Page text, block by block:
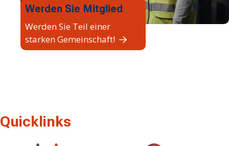
Werden Sie Mitglied
Werden Sie Teil einer
starken Gemeinschaft!
Quicklinks